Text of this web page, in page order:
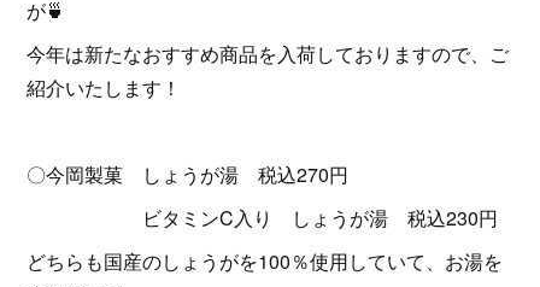
が🍵
今年は新たなおすすめ商品を入荷しておりますので、ご
紹介いたします！
〇今岡製菓 しょうが湯 税込270円
ビタミンC入り しょうが湯 税込230円
どちらも国産のしょうがを100％使用していて、お湯を